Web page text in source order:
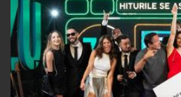
21 Iulie
Dă volumul mai
cu Hitul Monstru al